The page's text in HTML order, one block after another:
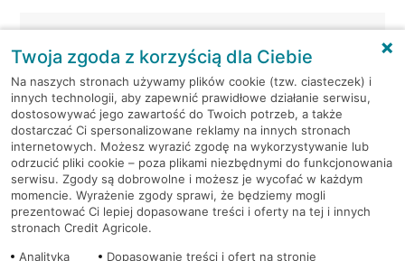
Warszawa, Grzybowska
81
Bankomat (Planet
Cash)
Warszawa,
Jabłonowskiego/Lenca 3
Bankomat (Planet
Cash)
Warszawa, Jana Kazimierza
63
Bankomat (Planet
Cash)
Warszawa, Jana Pawła II
82
Bankomat (Planet
Twoja zgoda z korzyścią dla Ciebie
Na naszych stronach używamy plików cookie (tzw. ciasteczek) i
innych technologii, aby zapewnić prawidłowe działanie serwisu,
dostosowywać jego zawartość do Twoich potrzeb, a także
dostarczać Ci spersonalizowane reklamy na innych stronach
internetowych. Możesz wyrazić zgodę na wykorzystywanie lub
odrzucić pliki cookie – poza plikami niezbędnymi do funkcjonowania
serwisu. Zgody są dobrowolne i możesz je wycofać w każdym
momencie. Wyrażenie zgody sprawi, że będziemy mogli
prezentować Ci lepiej dopasowane treści i oferty na tej i innych
stronach Credit Agricole.
Analityka
Dopasowanie treści i ofert na stronie